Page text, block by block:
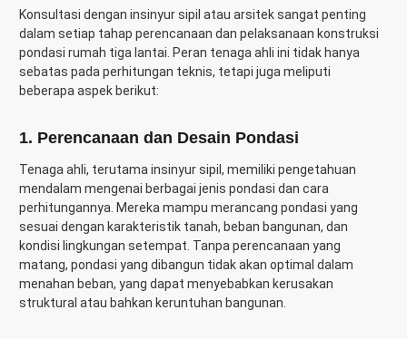
Konsultasi dengan insinyur sipil atau arsitek sangat penting
dalam setiap tahap perencanaan dan pelaksanaan konstruksi
pondasi rumah tiga lantai. Peran tenaga ahli ini tidak hanya
sebatas pada perhitungan teknis, tetapi juga meliputi
beberapa aspek berikut:
1. Perencanaan dan Desain Pondasi
Tenaga ahli, terutama insinyur sipil, memiliki pengetahuan
mendalam mengenai berbagai jenis pondasi dan cara
perhitungannya. Mereka mampu merancang pondasi yang
sesuai dengan karakteristik tanah, beban bangunan, dan
kondisi lingkungan setempat. Tanpa perencanaan yang
matang, pondasi yang dibangun tidak akan optimal dalam
menahan beban, yang dapat menyebabkan kerusakan
struktural atau bahkan keruntuhan bangunan.